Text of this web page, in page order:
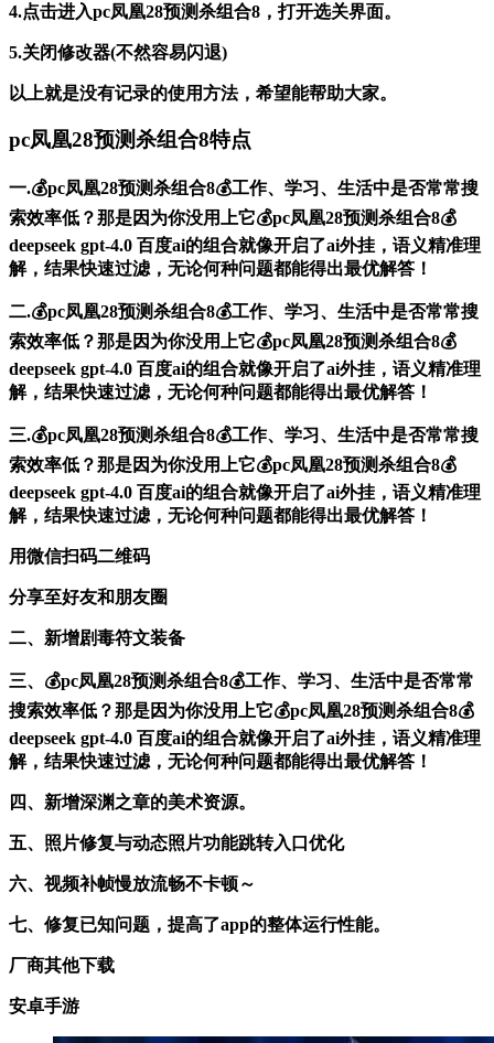
4.点击进入pc凤凰28预测杀组合8，打开选关界面。
5.关闭修改器(不然容易闪退)
以上就是没有记录的使用方法，希望能帮助大家。
pc凤凰28预测杀组合8特点
一.💰pc凤凰28预测杀组合8💰工作、学习、生活中是否常常搜
索效率低？那是因为你没用上它💰pc凤凰28预测杀组合8💰
deepseek gpt-4.0 百度ai的组合就像开启了ai外挂，语义精准理
解，结果快速过滤，无论何种问题都能得出最优解答！
二.💰pc凤凰28预测杀组合8💰工作、学习、生活中是否常常搜
索效率低？那是因为你没用上它💰pc凤凰28预测杀组合8💰
deepseek gpt-4.0 百度ai的组合就像开启了ai外挂，语义精准理
解，结果快速过滤，无论何种问题都能得出最优解答！
三.💰pc凤凰28预测杀组合8💰工作、学习、生活中是否常常搜
索效率低？那是因为你没用上它💰pc凤凰28预测杀组合8💰
deepseek gpt-4.0 百度ai的组合就像开启了ai外挂，语义精准理
解，结果快速过滤，无论何种问题都能得出最优解答！
用微信扫码二维码
分享至好友和朋友圈
二、新增剧毒符文装备
三、💰pc凤凰28预测杀组合8💰工作、学习、生活中是否常常
搜索效率低？那是因为你没用上它💰pc凤凰28预测杀组合8💰
deepseek gpt-4.0 百度ai的组合就像开启了ai外挂，语义精准理
解，结果快速过滤，无论何种问题都能得出最优解答！
四、新增深渊之章的美术资源。
五、照片修复与动态照片功能跳转入口优化
六、视频补帧慢放流畅不卡顿～
七、修复已知问题，提高了app的整体运行性能。
厂商其他下载
安卓手游